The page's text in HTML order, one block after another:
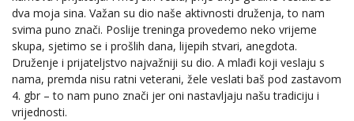
dva moja sina. Važan su dio naše aktivnosti druženja, to nam
svima puno znači. Poslije treninga provedemo neko vrijeme
skupa, sjetimo se i prošlih dana, lijepih stvari, anegdota.
Druženje i prijateljstvo najvažniji su dio. A mlađi koji veslaju s
nama, premda nisu ratni veterani, žele veslati baš pod zastavom
4. gbr – to nam puno znači jer oni nastavljaju našu tradiciju i
vrijednosti.